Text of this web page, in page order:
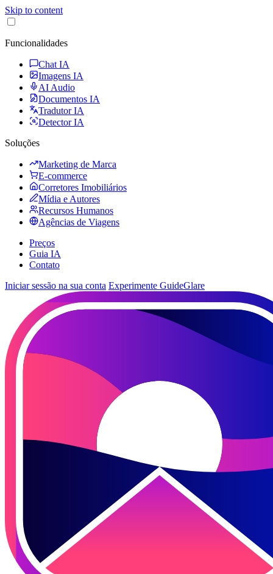
Skip to content
Funcionalidades
Chat IA
Imagens IA
AI Audio
Documentos IA
Tradutor IA
Detector IA
Soluções
Marketing de Marca
E-commerce
Corretores Imobiliários
Mídia e Autores
Recursos Humanos
Agências de Viagens
Preços
Guia IA
Contato
Iniciar sessão na sua conta Experimente GuideGlare